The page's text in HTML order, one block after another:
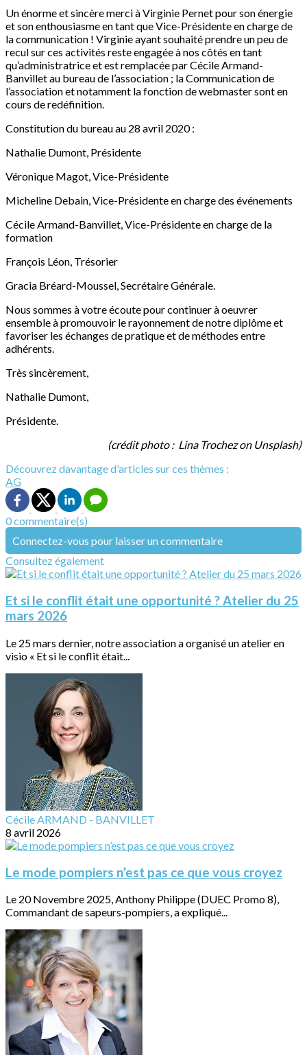
Un énorme et sincère merci à Virginie Pernet pour son énergie
et son enthousiasme en tant que Vice-Présidente en charge de
la communication ! Virginie ayant souhaité prendre un peu de
recul sur ces activités reste engagée à nos côtés en tant
qu’administratrice et est remplacée par Cécile Armand-
Banvillet au bureau de l’association ; la Communication de
l’association et notamment la fonction de webmaster sont en
cours de redéfinition.
Constitution du bureau au 28 avril 2020 :
Nathalie Dumont, Présidente
Véronique Magot, Vice-Présidente
Micheline Debain, Vice-Présidente en charge des événements
Cécile Armand-Banvillet, Vice-Présidente en charge de la
formation
François Léon, Trésorier
Gracia Bréard-Moussel, Secrétaire Générale.
Nous sommes à votre écoute pour continuer à oeuvrer
ensemble à promouvoir le rayonnement de notre diplôme et
favoriser les échanges de pratique et de méthodes entre
adhérents.
Très sincèrement,
Nathalie Dumont,
Présidente.
(crédit photo : Lina Trochez on Unsplash)
Découvrez davantage d'articles sur ces thèmes :
AG
0 commentaire(s)
Connectez-vous pour laisser un commentaire
Consultez également
Et si le conflit était une opportunité ? Atelier du 25
mars 2026
Le 25 mars dernier, notre association a organisé un atelier en
visio « Et si le conflit était...
Cécile ARMAND - BANVILLET
8 avril 2026
Le mode pompiers n’est pas ce que vous croyez
Le 20 Novembre 2025, Anthony Philippe (DUEC Promo 8),
Commandant de sapeurs-pompiers, a expliqué...